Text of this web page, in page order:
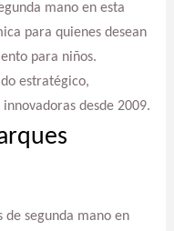
mano en esta
para quienes desean
para niños.
estratégico,
desde 2009.
de segunda mano en